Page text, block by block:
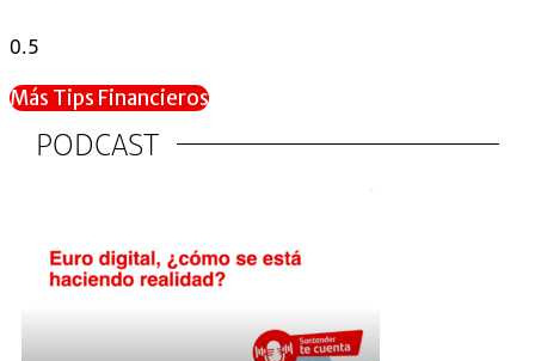
Más Tips Financieros
PODCAST